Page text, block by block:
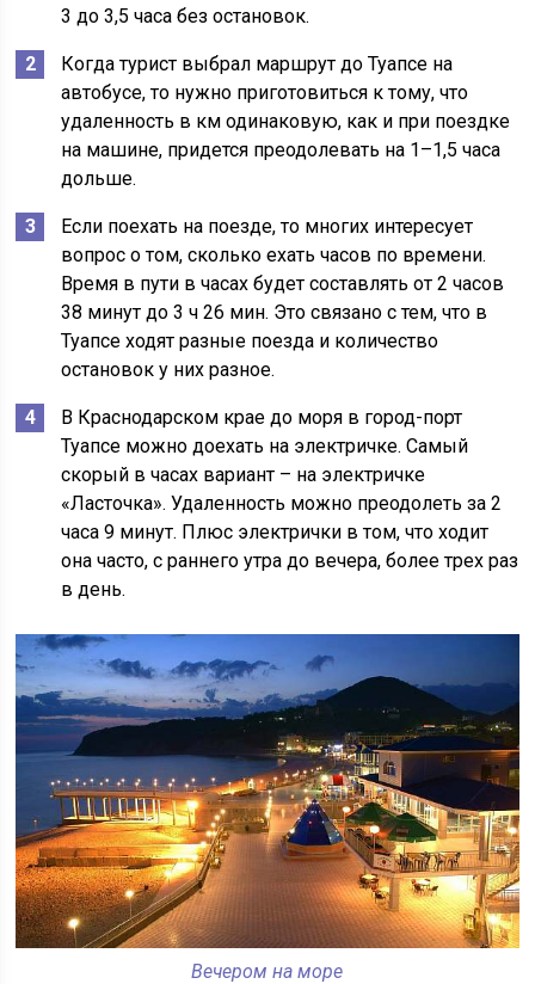
3 до 3,5 часа без остановок.
Когда турист выбрал маршрут до Туапсе на
автобусе, то нужно приготовиться к тому, что
удаленность в км одинаковую, как и при поездке
на машине, придется преодолевать на 1–1,5 часа
дольше.
Если поехать на поезде, то многих интересует
вопрос о том, сколько ехать часов по времени.
Время в пути в часах будет составлять от 2 часов
38 минут до 3 ч 26 мин. Это связано с тем, что в
Туапсе ходят разные поезда и количество
остановок у них разное.
В Краснодарском крае до моря в город-порт
Туапсе можно доехать на электричке. Самый
скорый в часах вариант – на электричке
«Ласточка». Удаленность можно преодолеть за 2
часа 9 минут. Плюс электрички в том, что ходит
она часто, с раннего утра до вечера, более трех раз
в день.
Вечером на море